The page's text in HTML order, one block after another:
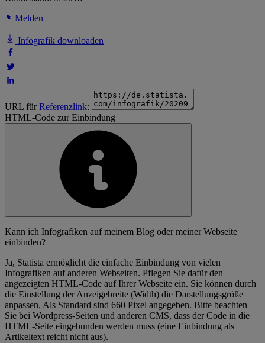
Melden
Infografik downloaden
URL fürReferenzlink:
HTML-Code zur Einbindung
Kann ich Infografiken auf meinem Blog oder meiner Webseite
einbinden?
Ja, Statista ermöglicht die einfache Einbindung von vielen
Infografiken auf anderen Webseiten. Pflegen Sie dafür den
angezeigten HTML-Code auf Ihrer Webseite ein. Sie können durch
die Einstellung der Anzeigebreite (Width) die Darstellungsgröße
anpassen. Als Standard sind 660 Pixel angegeben. Bitte beachten
Sie bei Wordpress-Seiten und anderen CMS, dass der Code in die
HTML-Seite eingebunden werden muss (eine Einbindung als
Artikeltext reicht nicht aus).